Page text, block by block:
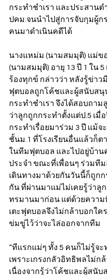
กระทำชำเรา และประสานต
ปคม.จนนำไปสู่การจับกุมผู้ก
คนมาดำเนินคดีได้
นางแหม่ม (นามสมมุติ) แม่ขอ
(นามสมมุติ) อายุ 13 ปี 1 ใน 5
ร้องทุกข์ กล่าวว่า หลังรู้ข่าว
ฟุตบอลถูกโค้ชและผู้สนับส
กระทำชำเรา จึงได้สอบถาม
ว่าลูกถูกกระทำตั้งแต่ป.5 เมื่อ
กระทำเรื่อยมาร่วม 3 ปี แม้จ
ชั้นม.1 ที่โรงเรียนอื่นแล้วก็ต
ในทีมฟุตบอล และไปอยู่บ้าน
ประจำ ขณะที่เพื่อนๆ ร่วมที
เดินทางมาด้วยกันวันนี้ก็ถูกก
กัน ที่ผ่านมาแม่ไม่เคยรู้ว่าลู
ทรมานมาก่อน แต่ด้วยความ
เตะฟุตบอลจึงไม่กล้าบอกใค
ข่มขู่ไว้ว่าจะไล่ออกจากทีม
“ทีแรกแม่ๆ ทั้ง 5 คนก็ไม่รู้จะ
เพราะเกรงกลัวอิทธิพลไม่ก
เนื่องจากรู้ว่าโค้ชและผู้สนั